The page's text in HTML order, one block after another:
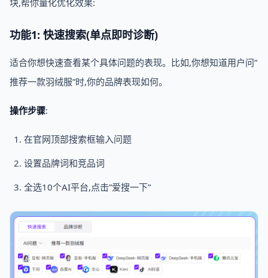
功能1: 快速搜索(单点即时诊断)
适合你想快速查看某个具体问题的表现。比如,你想知道用户问”
推荐一款羽绒服”时,你的品牌表现如何。
操作步骤:
在官网顶部搜索框输入问题
设置品牌词和竞品词
全选10个AI平台,点击”爱搜一下”